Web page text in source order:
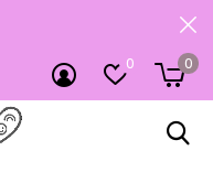
0 0